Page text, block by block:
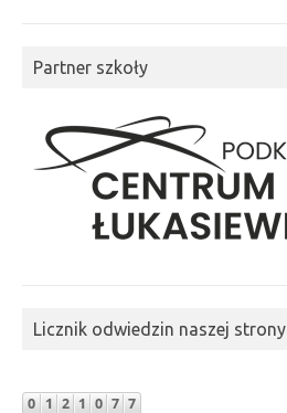
Partner szkoły
Licznik odwiedzin naszej strony